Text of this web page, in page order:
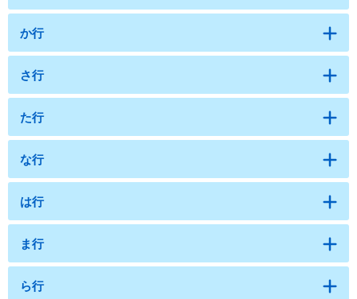
か行
さ行
た行
な行
は行
ま行
ら行